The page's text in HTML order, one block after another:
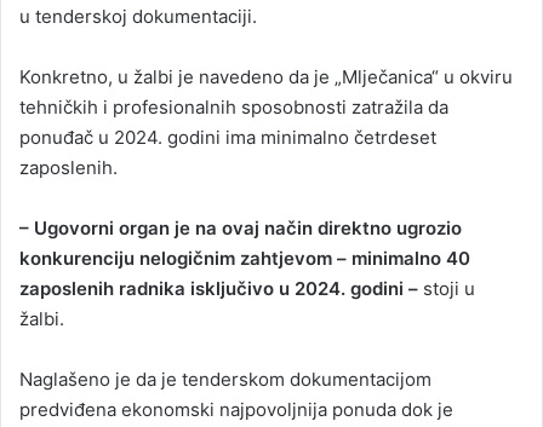
u tenderskoj dokumentaciji.
Konkretno, u žalbi je navedeno da je „Mlječanica“ u okviru
tehničkih i profesionalnih sposobnosti zatražila da
ponuđač u 2024. godini ima minimalno četrdeset
zaposlenih.
– Ugovorni organ je na ovaj način direktno ugrozio
konkurenciju nelogičnim zahtjevom – minimalno 40
zaposlenih radnika isključivo u 2024. godini – stoji u
žalbi.
Naglašeno je da je tenderskom dokumentacijom
predviđena ekonomski najpovoljnija ponuda dok je